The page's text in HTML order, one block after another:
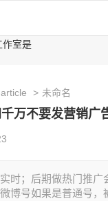
作室是
> 未命名
万不要发营销广
；后期做热门推广
博号如果是普通号，